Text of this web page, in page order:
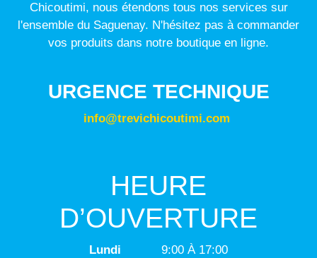
Chicoutimi, nous étendons tous nos services sur
l'ensemble du Saguenay. N'hésitez pas à commander
vos produits dans notre boutique en ligne.
URGENCE TECHNIQUE
info@trevichicoutimi.com
HEURE
D’OUVERTURE
Lundi
9:00 À 17:00